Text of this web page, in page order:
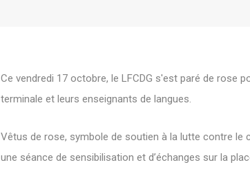
Ce vendredi 17 octobre, le LFCDG s'est paré de rose
terminale et leurs enseignants de langues.
Vêtus de rose, symbole de soutien à la lutte contre le
une séance de sensibilisation et d’échanges sur la